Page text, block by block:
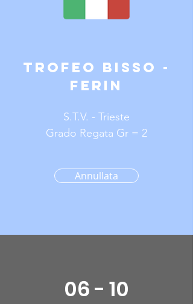
Trofeo Bisso -
Ferin
S.T.V. - Trieste
Grado Regata Gr = 2
Annullata
06 - 10